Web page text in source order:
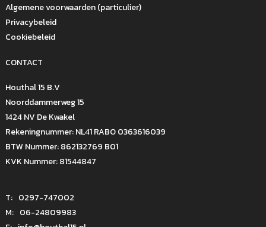
Algemene voorwaarden (particulier)
Privacybeleid
Cookiebeleid
CONTACT
Houthal 15 B.V
Noorddammerweg 15
1424 NV De Kwakel
Rekeningnummer: NL41 RABO 0363616039
BTW Nummer: 862132769 B01
KVK Nummer: 81544847
T: 0297-747002
M: 06-24809983